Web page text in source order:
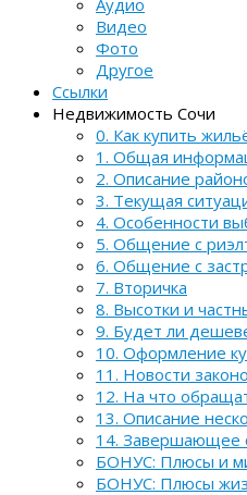
Аудио
Видео
Фото
Другое
Ссылки
Недвижимость Сочи
0. Как купить
1. Общая
2. Описание
3. Текущая
4. Особенности
5. Общение с
6. Общение с
7. Вторичка
8. Высотки и
9. Будет ли
10. Оформление
11. Новости
12. На что
13. Описание
14. Завершающее
БОНУС: Плюсы и
БОНУС: Плюсы